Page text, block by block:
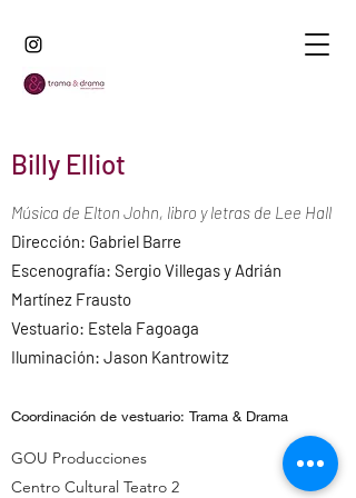
Billy Elliot
Música de Elton John, libro y letras de Lee Hall​
Dirección: Gabriel Barre
Escenografía: Sergio Villegas y Adrián
Martínez Frausto
Vestuario: Estela Fagoaga
Iluminación: Jason Kantrowitz
Coordinación de vestuario: Trama & Drama
GOU Producciones
Centro Cultural Teatro 2